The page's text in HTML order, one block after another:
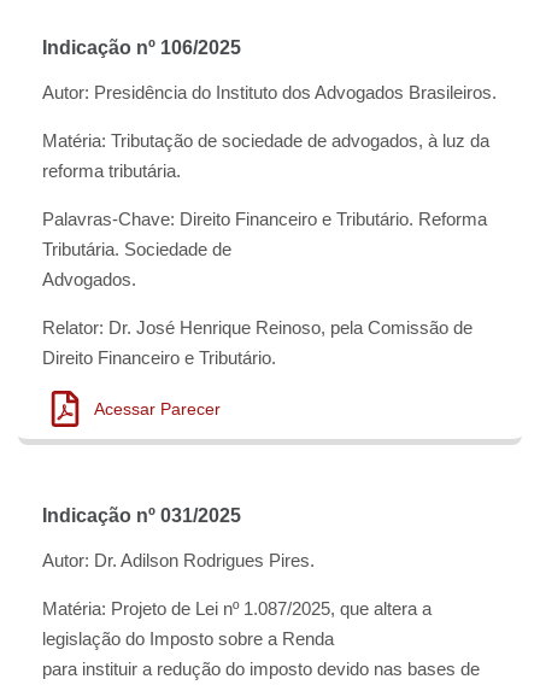
Indicação nº 106/2025
Autor: Presidência do Instituto dos Advogados Brasileiros.
Matéria: Tributação de sociedade de advogados, à luz da
reforma tributária.
Palavras-Chave: Direito Financeiro e Tributário. Reforma
Tributária. Sociedade de
Advogados.
Relator: Dr. José Henrique Reinoso, pela Comissão de
Direito Financeiro e Tributário.
Acessar Parecer
Indicação nº 031/2025
Autor: Dr. Adilson Rodrigues Pires.
Matéria: Projeto de Lei nº 1.087/2025, que altera a
legislação do Imposto sobre a Renda
para instituir a redução do imposto devido nas bases de